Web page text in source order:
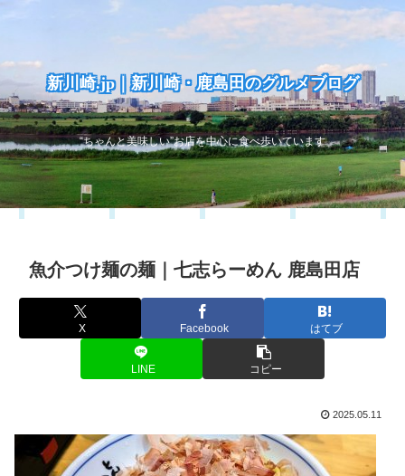
新川崎.jp｜新川崎・鹿島田のグルメブログ
“ちゃんと美味しい”お店を中心に食べ歩いています
魚介つけ麺の麺｜七志らーめん 鹿島田店
X Facebook はてブ
LINE コピー
2025.05.11